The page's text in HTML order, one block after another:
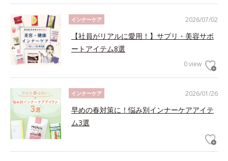
2026/07/02
インナーケア
【社員がリアルに愛用！】サプリ・美容サポ
ートアイテム8選
0 view
2026/01/26
インナーケア
早めの春対策に！悩み別インナーケアアイテ
ム3選